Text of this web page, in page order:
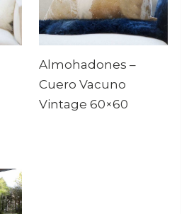
Almohadones –
Cuero Vacuno
Vintage 60×60